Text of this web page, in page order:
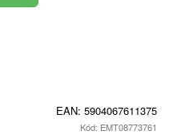
EAN: 5904067611375
Kód: EMT08773761